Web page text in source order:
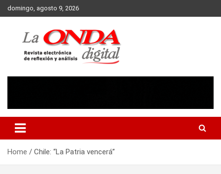
Skip
to
domingo, agosto 9, 2026
Home Chile: “La Patria vencerá”